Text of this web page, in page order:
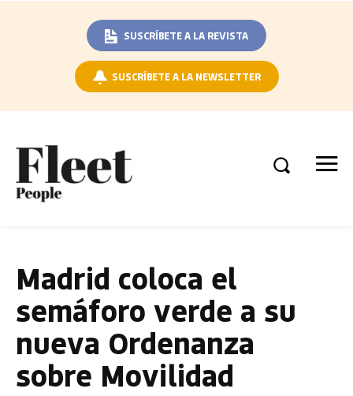
SUSCRÍBETE A LA REVISTA
SUSCRÍBETE A LA NEWSLETTER
Madrid coloca el
semáforo verde a su
nueva Ordenanza
sobre Movilidad